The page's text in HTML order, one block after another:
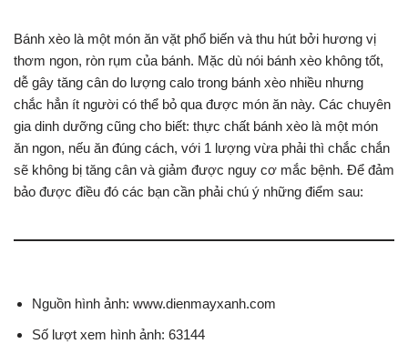
Bánh xèo là một món ăn vặt phổ biến và thu hút bởi hương vị
thơm ngon, ròn rụm của bánh. Mặc dù nói bánh xèo không tốt,
dễ gây tăng cân do lượng calo trong bánh xèo nhiều nhưng
chắc hẳn ít người có thể bỏ qua được món ăn này. Các chuyên
gia dinh dưỡng cũng cho biết: thực chất bánh xèo là một món
ăn ngon, nếu ăn đúng cách, với 1 lượng vừa phải thì chắc chắn
sẽ không bị tăng cân và giảm được nguy cơ mắc bệnh. Để đảm
bảo được điều đó các bạn cần phải chú ý những điểm sau:
Nguồn hình ảnh: www.dienmayxanh.com
Số lượt xem hình ảnh: 63144